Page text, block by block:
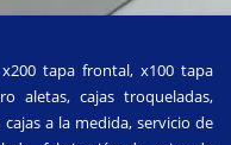
tapa frontal, x100 tapa
aletas, cajas troqueladas,
a la medida, servicio de